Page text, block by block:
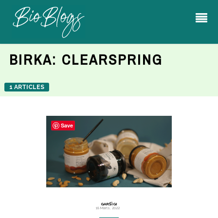
BIRKA: CLEARSPRING
1 ARTICLES
GARŠĪGI
18 Marts, 2022
Save